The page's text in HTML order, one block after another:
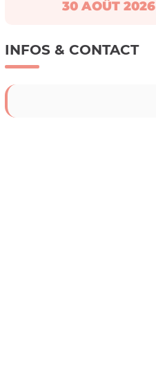
30 AOÛT 2026
INFOS & CONTACT